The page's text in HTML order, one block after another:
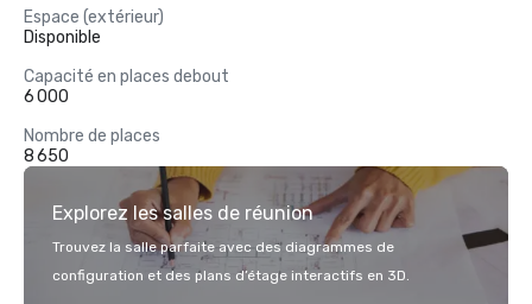
Espace (extérieur)
Disponible
Capacité en places debout
6 000
Nombre de places
8 650
Explorez les salles de réunion
Trouvez la salle parfaite avec des diagrammes de
configuration et des plans d’étage interactifs en 3D.